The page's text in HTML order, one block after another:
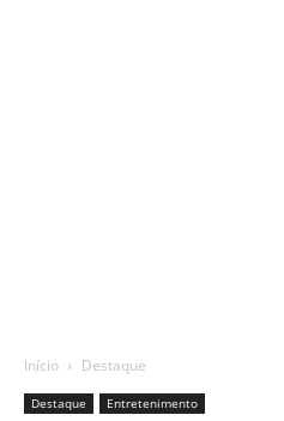
Início Destaque
Destaque Entretenimento